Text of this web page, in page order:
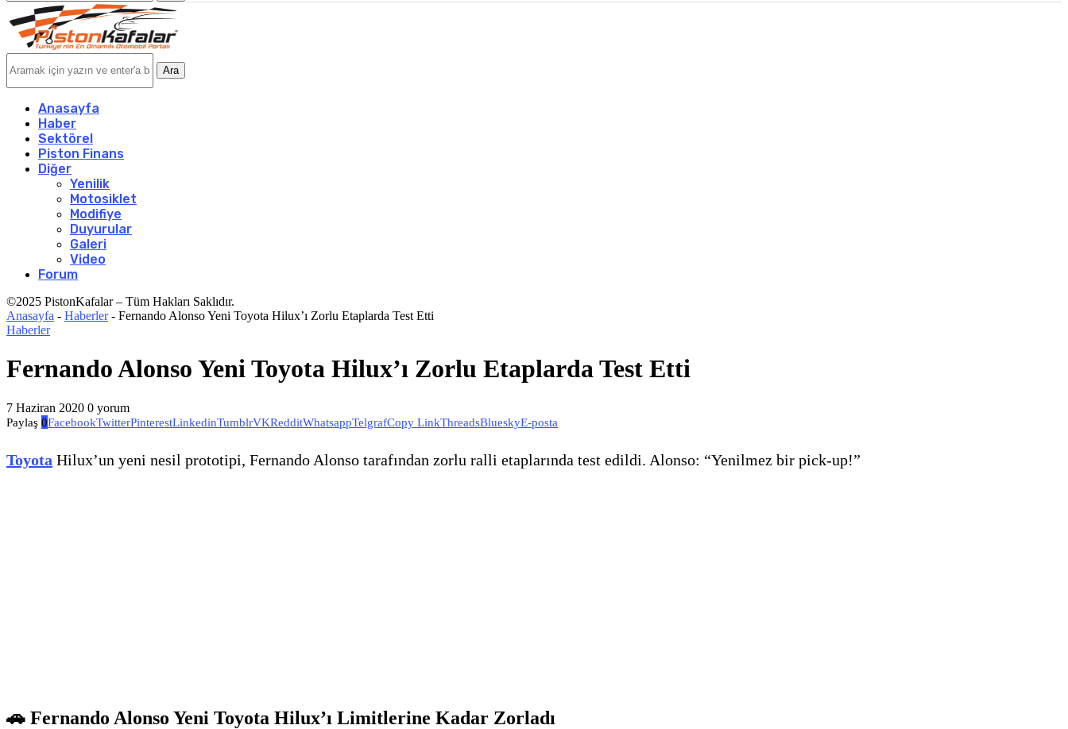
Ara
Anasayfa
Haber
Sektörel
Piston Finans
Diğer
Yenilik
Motosiklet
Modifiye
Duyurular
Galeri
Video
Forum
©2025 PistonKafalar – Tüm Hakları Saklıdır.
Anasayfa - Haberler- Fernando Alonso Yeni Toyota Hilux’ı Zorlu Etaplarda Test Etti
Haberler
Fernando Alonso Yeni Toyota Hilux’ı Zorlu Etaplarda Test Etti
7 Haziran 2020 0 yorum
Paylaş 0FacebookTwitterPinterestLinkedinTumblrVKRedditWhatsappTelgrafCopy LinkThreadsBlueskyE-posta
Toyota Hilux’un yeni nesil prototipi, Fernando Alonso tarafından zorlu ralli etaplarında test edildi. Alonso: “Yenilmez bir pick-up!”
🚗 Fernando Alonso Yeni Toyota Hilux’ı Limitlerine Kadar Zorladı